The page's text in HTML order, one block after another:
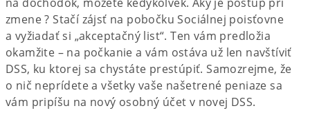
zmene ? Stačí zájsť na pobočku Sociálnej poisťovne
a vyžiadať si „akceptačný list“. Ten vám predložia
okamžite – na počkanie a vám ostáva už len navštíviť
DSS, ku ktorej sa chystáte prestúpiť. Samozrejme, že
o nič neprídete a všetky vaše našetrené peniaze sa
vám pripíšu na nový osobný účet v novej DSS.